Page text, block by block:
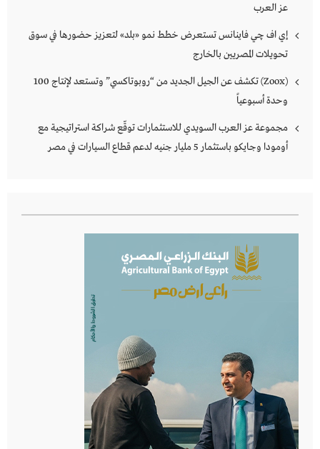
عز العرب
إي اف چي فاينانس تستعرض خطط نمو «بلد» لتعزيز حضورها في سوق
تحويلات المصريين بالخارج
(Zoox) تكشف عن الجيل الجديد من “روبوتاكسي” وتستعد لإنتاج 100
وحدة أسبوعياً
مجموعة عز العرب السويدي للاستثمارات توقّع شراكة استراتيجية مع
أومودا وجايكو باستثمار 5 مليار جنيه لدعم قطاع السيارات في مصر